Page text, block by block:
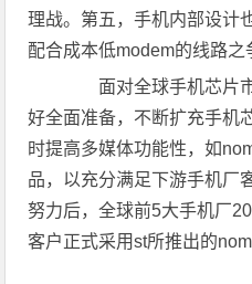
理战。第五，手机内部设计
配合成本低modem的线路之
面对全球手机芯片市
好全面准备，不断扩充手机
时提高多媒体功能性，如
品，以充分满足下游手机厂
努力后，全球前5大手机厂
客户正式采用st所推出的